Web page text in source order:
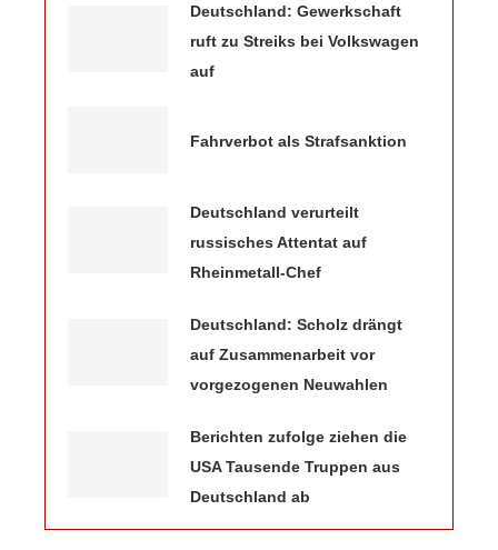
Deutschland: Gewerkschaft
ruft zu Streiks bei Volkswagen
auf
Fahrverbot als Strafsanktion
Deutschland verurteilt
russisches Attentat auf
Rheinmetall-Chef
Deutschland: Scholz drängt
auf Zusammenarbeit vor
vorgezogenen Neuwahlen
Berichten zufolge ziehen die
USA Tausende Truppen aus
Deutschland ab